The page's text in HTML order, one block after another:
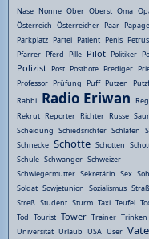
Nase Nonne Ober Oberst Oma
Österreich Österreicher Paar
Parkplatz Partei Patient Penis Petrus
Pfarrer Pferd Pille Pilot Politiker
Polizist Post Postbote Prediger
Professor Prüfung Puff Putzen
Rabbi Radio Eriwan
Rekrut Reporter Richter Russe
Scheidung Schiedsrichter Schlafen
Schnecke Schotte Schotten
Schule Schwanger Schweizer
Schwiegermutter Sekretärin Sex
Soldat Sowjetunion Sozialismus
Streß Student Sturm Taxi Teufel
Tod Tourist Tower Trainer Trinken
Universität Urlaub USA User